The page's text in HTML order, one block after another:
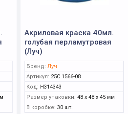
Акриловая краска 40мл.
голубая перламутровая
(Луч)
Бренд: Луч
Артикул: 25С 1566-08
Код: Н314343
Размер упаковки: 48 x 48 x 45 мм
В коробке: 30 шт.